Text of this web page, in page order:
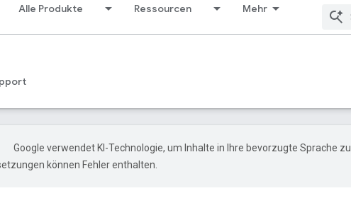
Alle Produkte Ressourcen Mehr
Google verwendet KI-Technologie, um Inhalte in Ihre bevorzugte Sprache zu
können Fehler enthalten.